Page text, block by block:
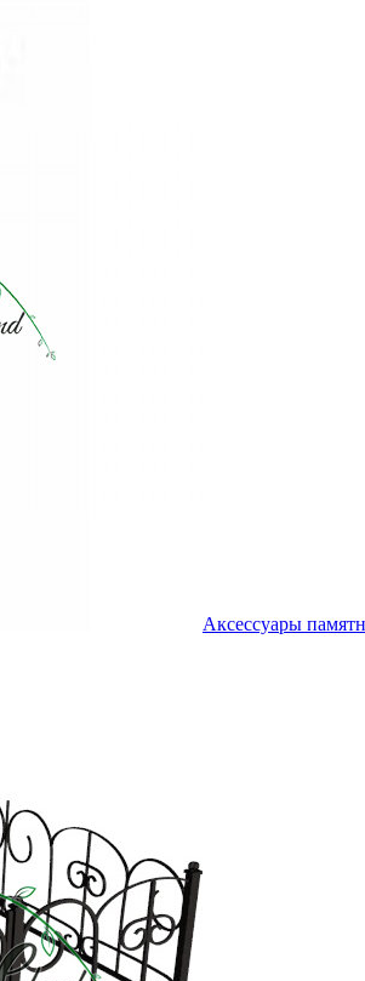
Аксессуары